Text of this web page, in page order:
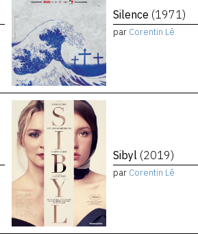
Silence (1971)
par Corentin Lê
Sibyl (2019)
par Corentin Lê